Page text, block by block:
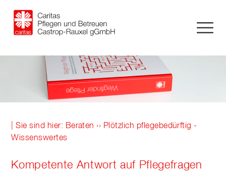
| Sie sind hier: Beraten ›› Plötzlich pflegebedürftig -
Wissenswertes
Kompetente Antwort auf Pflegefragen